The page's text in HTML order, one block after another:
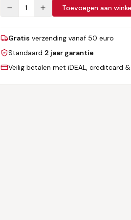
1 Toevoegen aan
Gratis verzending vanaf 50 euro
Standaard 2 jaar garantie
Veilig betalen met iDEAL, creditcard